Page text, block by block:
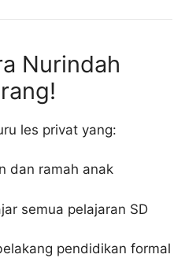
Nurindah
les privat yang:
dan ramah anak
semua pelajaran SD
pendidikan formal